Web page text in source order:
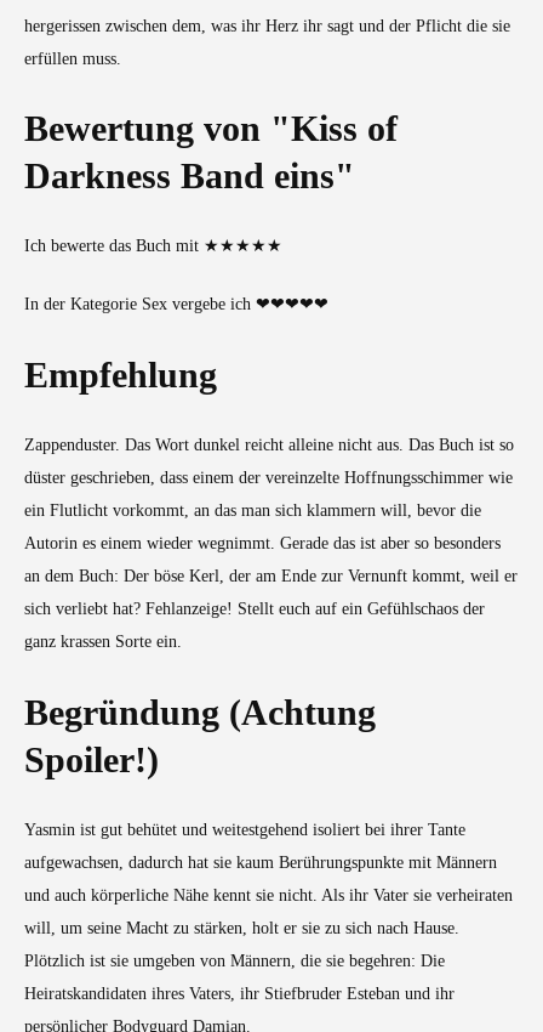
hergerissen zwischen dem, was ihr Herz ihr sagt und der Pflicht die sie
erfüllen muss.
Bewertung von "Kiss of
Darkness Band eins"
Ich bewerte das Buch mit ★★★★★
In der Kategorie Sex vergebe ich ❤❤❤❤❤
Empfehlung
Zappenduster. Das Wort dunkel reicht alleine nicht aus. Das Buch ist so
düster geschrieben, dass einem der vereinzelte Hoffnungsschimmer wie
ein Flutlicht vorkommt, an das man sich klammern will, bevor die
Autorin es einem wieder wegnimmt. Gerade das ist aber so besonders
an dem Buch: Der böse Kerl, der am Ende zur Vernunft kommt, weil er
sich verliebt hat? Fehlanzeige! Stellt euch auf ein Gefühlschaos der
ganz krassen Sorte ein.
Begründung (Achtung
Spoiler!)
Yasmin ist gut behütet und weitestgehend isoliert bei ihrer Tante
aufgewachsen, dadurch hat sie kaum Berührungspunkte mit Männern
und auch körperliche Nähe kennt sie nicht. Als ihr Vater sie verheiraten
will, um seine Macht zu stärken, holt er sie zu sich nach Hause.
Plötzlich ist sie umgeben von Männern, die sie begehren: Die
Heiratskandidaten ihres Vaters, ihr Stiefbruder Esteban und ihr
persönlicher Bodyguard Damian.